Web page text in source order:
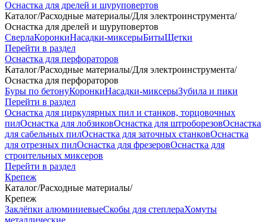
Оснастка для дрелей и шуруповертов
Каталог/Расходные материалы/Для электроинструмента/
Оснастка для дрелей и шуруповертов
СверлаКоронкиНасадки-миксерыБитыЩетки
Перейти в раздел
Оснастка для перфораторов
Каталог/Расходные материалы/Для электроинструмента/
Оснастка для перфораторов
Буры по бетонуКоронкиНасадки-миксерыЗубила и пики
Перейти в раздел
Оснастка для циркулярных пил и станков, торцовочных
пилОснастка для лобзиковОснастка для штроборезовОснастка
для сабельных пилОснастка для заточных станковОснастка
для отрезных пилОснастка для фрезеровОснастка для
строительных миксеров
Перейти в раздел
Крепеж
Каталог/Расходные материалы/
Крепеж
Заклёпки алюминиевыеСкобы для степлераХомуты
металлические